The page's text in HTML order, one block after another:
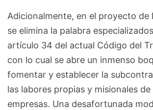
Adicionalmente, en el proyecto de
se elimina la palabra
artículo 34 del actual Código del
con lo cual se abre un inmenso
fomentar y establecer la
las labores propias y misionales de
empresas. Una desafortunada